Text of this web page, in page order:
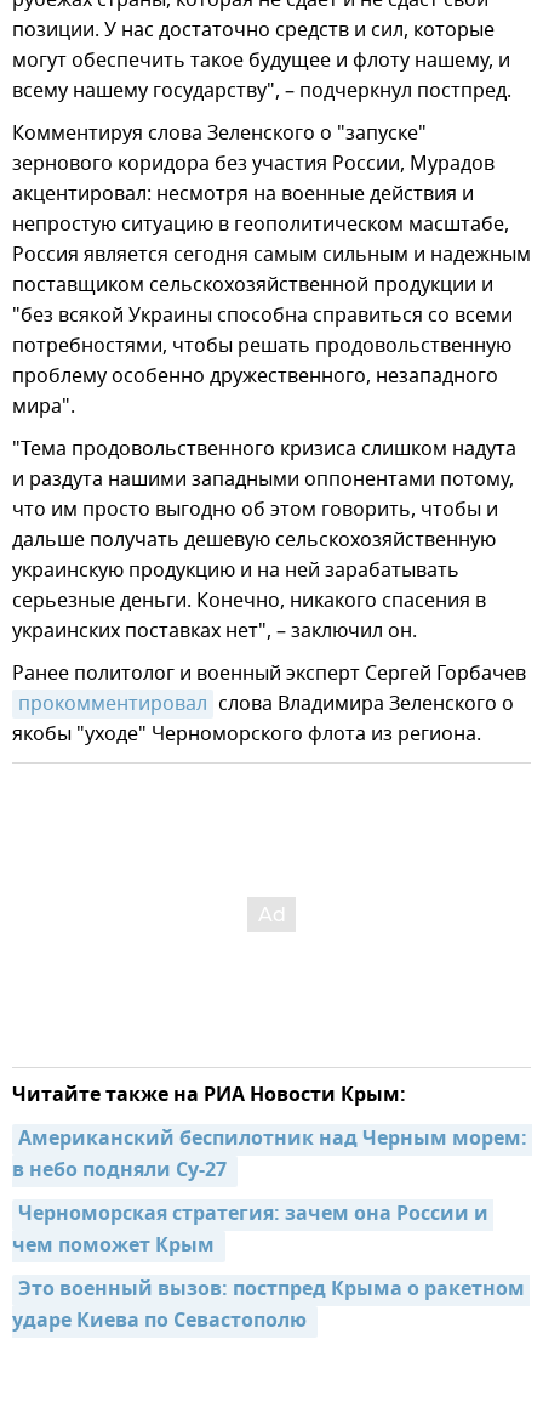
позиции. У нас достаточно средств и сил, которые
могут обеспечить такое будущее и флоту нашему, и
всему нашему государству", – подчеркнул постпред.
Комментируя слова Зеленского о "запуске"
зернового коридора без участия России, Мурадов
акцентировал: несмотря на военные действия и
непростую ситуацию в геополитическом масштабе,
Россия является сегодня самым сильным и надежным
поставщиком сельскохозяйственной продукции и
"без всякой Украины способна справиться со всеми
потребностями, чтобы решать продовольственную
проблему особенно дружественного, незападного
мира".
"Тема продовольственного кризиса слишком надута
и раздута нашими западными оппонентами потому,
что им просто выгодно об этом говорить, чтобы и
дальше получать дешевую сельскохозяйственную
украинскую продукцию и на ней зарабатывать
серьезные деньги. Конечно, никакого спасения в
украинских поставках нет", – заключил он.
Ранее политолог и военный эксперт Сергей Горбачев
прокомментировал слова Владимира Зеленского о
якобы "уходе" Черноморского флота из региона.
Читайте также на РИА Новости Крым:
Американский беспилотник над Черным морем:
в небо подняли Су-27
Черноморская стратегия: зачем она России и
чем поможет Крым
Это военный вызов: постпред Крыма о ракетном
ударе Киева по Севастополю